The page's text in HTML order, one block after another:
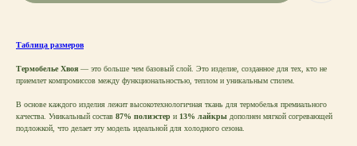
Таблица размеров
Термобелье Хвоя — это больше чем базовый слой. Это изделие, созданное для тех, кто не
приемлет компромиссов между функциональностью, теплом и уникальным стилем.
В основе каждого изделия лежит высокотехнологичная ткань для термобелья премиального
качества. Уникальный состав 87% полиэстер и 13% лайкры дополнен мягкой согревающей
подложкой, что делает эту модель идеальной для холодного сезона.